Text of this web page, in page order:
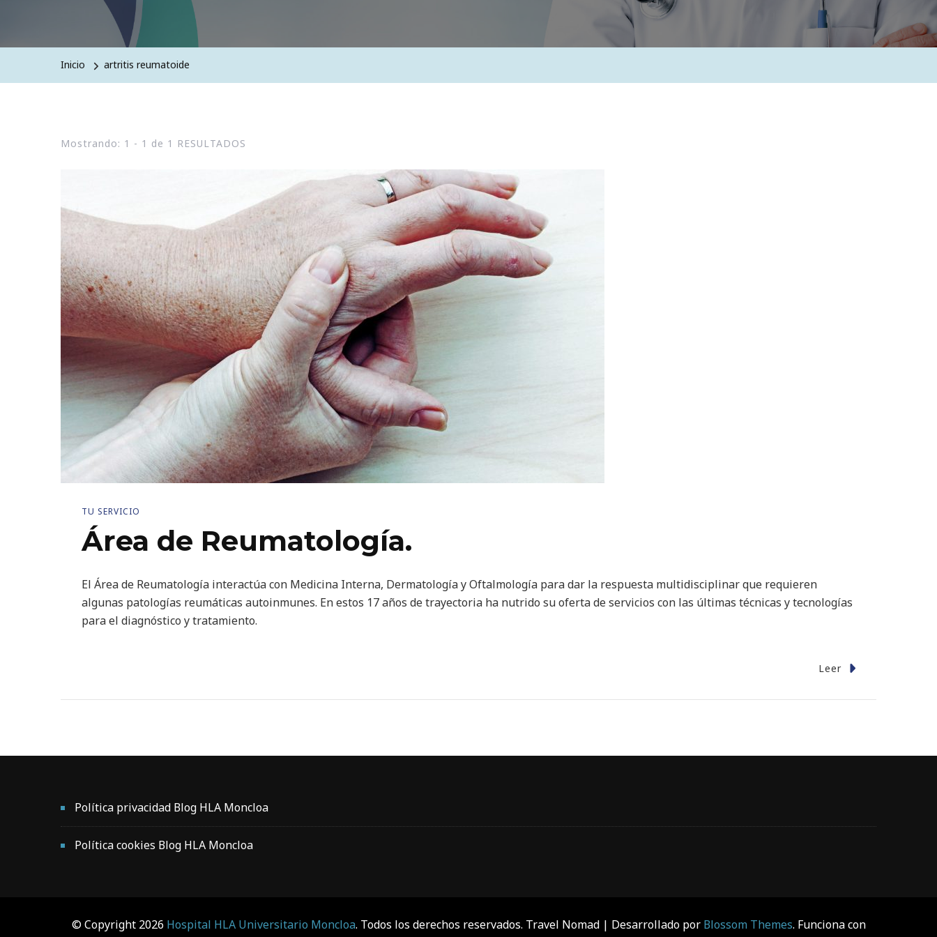
Inicio artritis reumatoide
Mostrando: 1 - 1 de 1 RESULTADOS
TU SERVICIO
Área de Reumatología.
El Área de Reumatología interactúa con Medicina Interna, Dermatología y Oftalmología para dar la respuesta multidisciplinar que requieren
algunas patologías reumáticas autoinmunes. En estos 17 años de trayectoria ha nutrido su oferta de servicios con las últimas técnicas y tecnologías
para el diagnóstico y tratamiento.
Leer
Política privacidad Blog HLA Moncloa
Política cookies Blog HLA Moncloa
© Copyright 2026 Hospital HLA Universitario Moncloa. Todos los derechos reservados. Travel Nomad | Desarrollado porBlossom Themes. Funciona con